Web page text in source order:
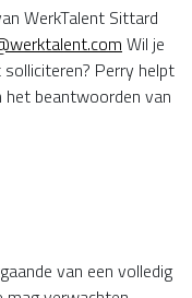
WerkTalent Sittard
Wil je
Perry helpt
het beantwoorden van
van een volledig